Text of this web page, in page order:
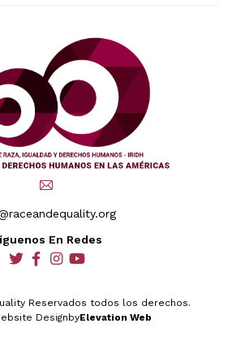
En Redes
socialsocialsocialsocial
Reservados todos los derechos.
DesignbyElevation Web